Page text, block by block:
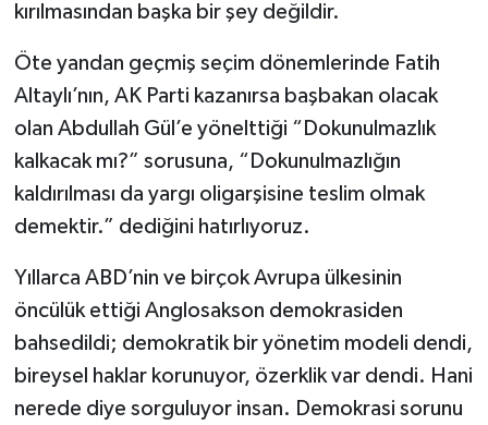
kırılmasından başka bir şey değildir.
Öte yandan geçmiş seçim dönemlerinde Fatih
Altaylı’nın, AK Parti kazanırsa başbakan olacak
olan Abdullah Gül’e yönelttiği “Dokunulmazlık
kalkacak mı?” sorusuna, “Dokunulmazlığın
kaldırılması da yargı oligarşisine teslim olmak
demektir.” dediğini hatırlıyoruz.
Yıllarca ABD’nin ve birçok Avrupa ülkesinin
öncülük ettiği Anglosakson demokrasiden
bahsedildi; demokratik bir yönetim modeli dendi,
bireysel haklar korunuyor, özerklik var dendi. Hani
nerede diye sorguluyor insan. Demokrasi sorunu